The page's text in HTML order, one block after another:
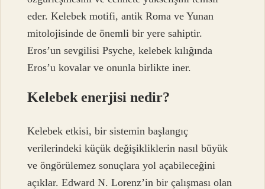
eder. Kelebek motifi, antik Roma ve Yunan
mitolojisinde de önemli bir yere sahiptir.
Eros’un sevgilisi Psyche, kelebek kılığında
Eros’u kovalar ve onunla birlikte iner.
Kelebek enerjisi nedir?
Kelebek etkisi, bir sistemin başlangıç ​​
verilerindeki küçük değişikliklerin nasıl büyük
ve öngörülemez sonuçlara yol açabileceğini
açıklar. Edward N. Lorenz’in bir çalışması olan